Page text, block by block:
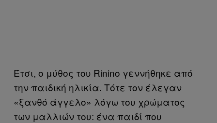
Έτσι, ο μύθος του Rinino γεννήθηκε από
την παιδική ηλικία. Τότε τον έλεγαν
«ξανθό άγγελο» λόγω του χρώματος
των μαλλιών του: ένα παιδί που